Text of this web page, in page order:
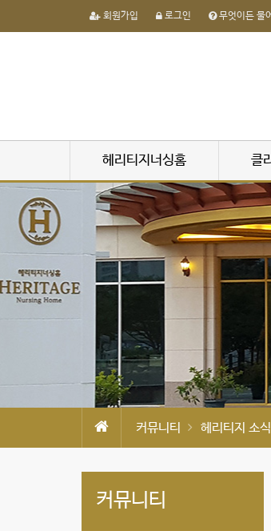
회원가입 로그인 무엇이든 물
헤리티지너싱홈 클
커뮤니티 헤리티지 소식
커뮤니티